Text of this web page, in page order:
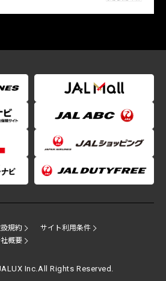
規約
サイト利用条件
概要
Inc.All Rights Reserved.